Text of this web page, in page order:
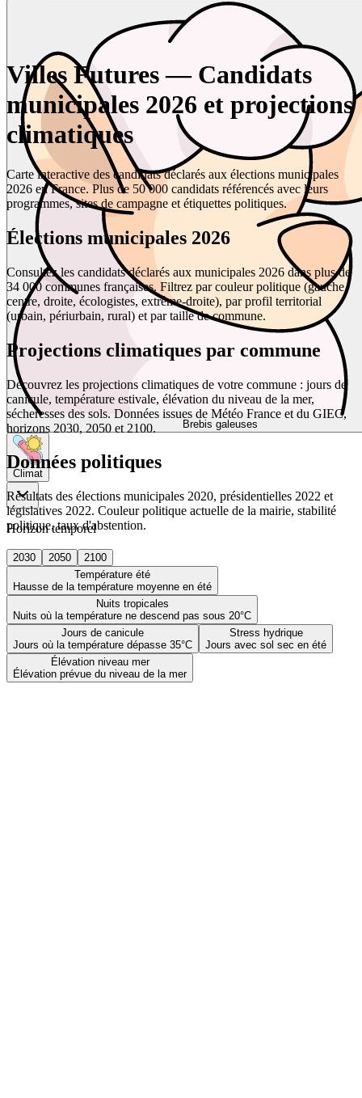
Brebis galeuses
Climat
Horizon temporel
2030 2050
2100
Température été
Hausse de la température moyenne en été
Nuits tropicales
Nuits où la température ne descend pas sous 20°C
Jours de canicule
Jours où la température dépasse 35°C
Stress hydrique
Jours avec sol sec en été
Élévation niveau mer
Élévation prévue du niveau de la mer
Villes Futures — Candidats
municipales 2026 et projections
climatiques
Carte interactive des candidats déclarés aux élections municipales
2026 en France. Plus de 50 000 candidats référencés avec leurs
programmes, sites de campagne et étiquettes politiques.
Élections municipales 2026
Consultez les candidats déclarés aux municipales 2026 dans plus de
34 000 communes françaises. Filtrez par couleur politique (gauche,
centre, droite, écologistes, extrême-droite), par profil territorial
(urbain, périurbain, rural) et par taille de commune.
Projections climatiques par commune
Découvrez les projections climatiques de votre commune : jours de
canicule, température estivale, élévation du niveau de la mer,
sécheresses des sols. Données issues de Météo France et du GIEC,
horizons 2030, 2050 et 2100.
Données politiques
Résultats des élections municipales 2020, présidentielles 2022 et
législatives 2022. Couleur politique actuelle de la mairie, stabilité
politique, taux d'abstention.